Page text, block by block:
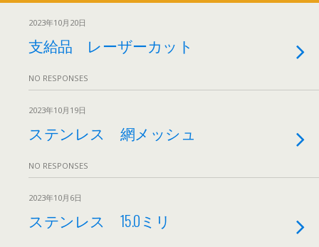
2023年10月20日
支給品 レーザーカット
NO RESPONSES
2023年10月19日
ステンレス 網メッシュ
NO RESPONSES
2023年10月6日
ステンレス 15.0ミリ